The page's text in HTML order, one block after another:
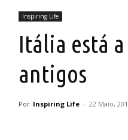
Inspiring Life
Itália está
antigos
Por Inspiring Life - 22 Maio,